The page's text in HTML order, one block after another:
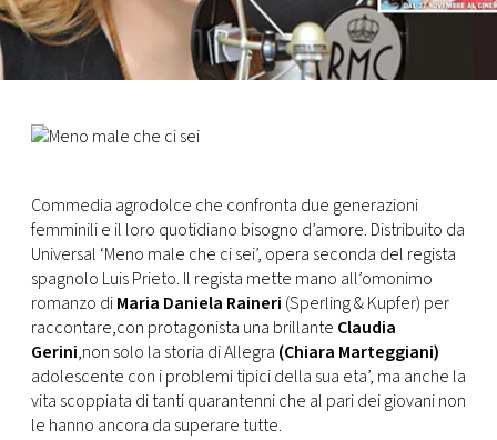
EVENTI
VIDEO
TV
PRINCIPATO
DI
MONACO
RMC
CONSIGLIA
Commedia agrodolce che confronta due generazioni
femminili e il loro quotidiano bisogno d’amore. Distribuito da
Universal ‘Meno male che ci sei’, opera seconda del regista
spagnolo Luis Prieto. Il regista mette mano all’omonimo
romanzo diMaria Daniela Raineri (Sperling & Kupfer) per
raccontare,con protagonista una brillante Claudia
Gerini,non solo la storia di Allegra (Chiara Marteggiani)
adolescente con i problemi tipici della sua eta’, ma anche la
vita scoppiata di tanti quarantenni che al pari dei giovani non
le hanno ancora da superare tutte.